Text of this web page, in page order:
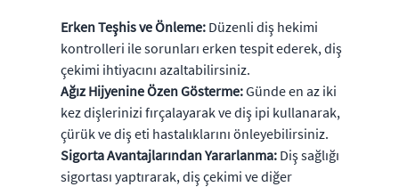
Erken Teşhis ve Önleme: Düzenli diş hekimi
kontrolleri ile sorunları erken tespit ederek, diş
çekimi ihtiyacını azaltabilirsiniz.
Ağız Hijyenine Özen Gösterme:Günde en az iki
kez dişlerinizi fırçalayarak ve diş ipi kullanarak,
çürük ve diş eti hastalıklarını önleyebilirsiniz.
Sigorta Avantajlarından Yararlanma: Diş sağlığı
sigortası yaptırarak, diş çekimi ve diğer